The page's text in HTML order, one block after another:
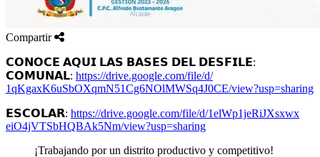
Compartir
𝗖𝗢𝗡𝗢𝗖𝗘 𝗔𝗤𝗨𝗜 𝗟𝗔𝗦 𝗕𝗔𝗦𝗘𝗦 𝗗𝗘𝗟 𝗗𝗘𝗦𝗙𝗜𝗟𝗘:
𝗖𝗢𝗠𝗨𝗡𝗔𝗟: https://drive.google.com/file/d/
1qKgaxK6uSbOXqmN51Cg6NOlMWSq4J0CE/view?usp=sharing
𝗘𝗦𝗖𝗢𝗟𝗔𝗥: https://drive.google.com/file/d/1elWp1jeRiJXsxwx
eiO4jVTSbHQBAk5Nm/view?usp=sharing
¡Trabajando por un distrito productivo y competitivo!